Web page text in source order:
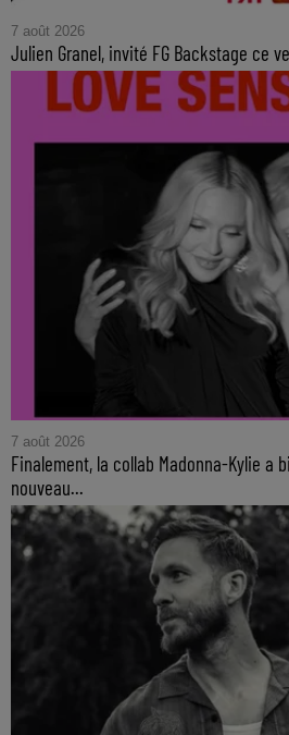
7 août 2026
Julien Granel, invité FG Backstage ce
7 août 2026
Finalement, la collab Madonna-Kylie a
nouveau...